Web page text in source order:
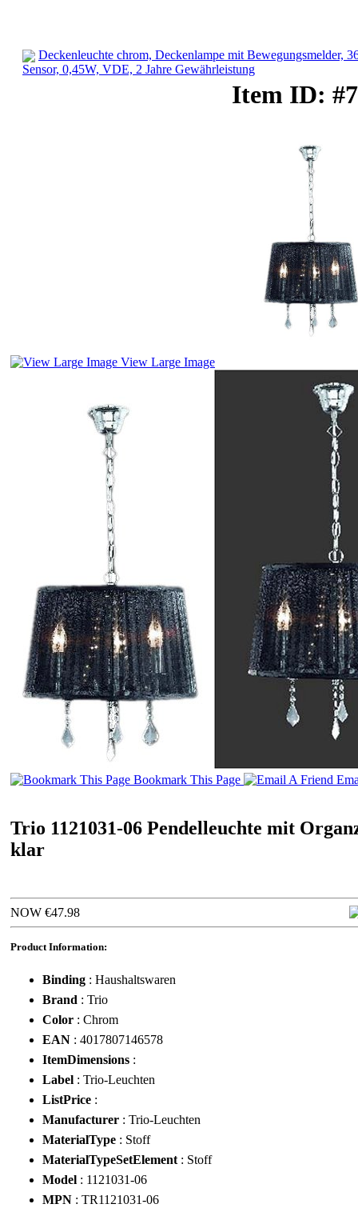
Deckenleuchte chrom, Deckenlampe mit Bewegungsmelder,
Sensor, 0,45W, VDE, 2 Jahre Gewährleistung
Item ID:
View Large Image
Bookmark This Page
Trio 1121031-06 Pendelleuchte mit
klar
NOW €47.98
Product Information:
Binding : Haushaltswaren
Brand : Trio
Color : Chrom
EAN : 4017807146578
ItemDimensions :
Label : Trio-Leuchten
ListPrice :
Manufacturer : Trio-Leuchten
MaterialType : Stoff
MaterialTypeSetElement : Stoff
Model : 1121031-06
MPN : TR1121031-06